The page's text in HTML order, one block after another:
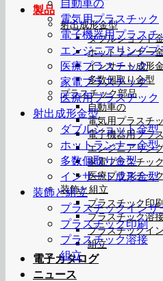
製品
射出成形金型
ダブルショット
ホットランナー
インサート成形
多数個取り金型
プラスチック部品
自動車の
電気用プラスチ
電子機器用プラ
エンジニアリン
家電プラスチック
医療プラスチック
装飾と組立
プラスチック印
プラスチック溶
プラスチックイ
組立
電子カタログ
ニュース
電気用プラスチック
電子機器用プラスチ
エンジニアリングプ
医療プラスチック
家電プラスチック
医療用プラスチック
射出成形金型
ダブルショット金型
ホットランナー金型
多数個取り金型
インサート成形金型
装飾と組立
プラスチックインサ
プラスチック印刷
プラスチック溶接
組立